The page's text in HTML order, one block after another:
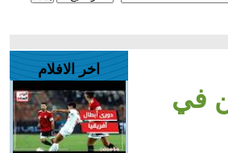
في
اخر الافلام